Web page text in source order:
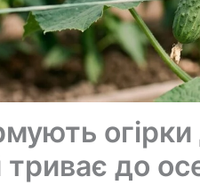
огірки
до